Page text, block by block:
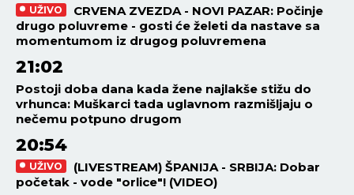
UŽIVO
CRVENA ZVEZDA - NOVI PAZAR: Počinje
drugo poluvreme - gosti će želeti da nastave sa
momentumom iz drugog poluvremena
21:02
Postoji doba dana kada žene najlakše stižu do
vrhunca: Muškarci tada uglavnom razmišljaju o
nečemu potpuno drugom
20:54
UŽIVO
(LIVESTREAM) ŠPANIJA - SRBIJA: Dobar
početak - vode "orlice"! (VIDEO)